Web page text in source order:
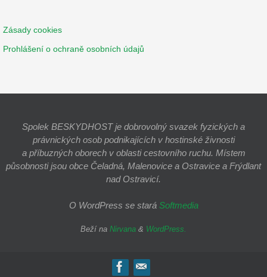
Zásady cookies
Prohlášení o ochraně osobních údajů
Spolek BESKYDHOST je dobrovolný svazek fyzických a
právnických osob podnikajících v hostinské živnosti
a příbuzných oborech v oblasti cestovního ruchu. Místem
působnosti jsou obce Čeladná, Malenovice a Ostravice a Frýdlant
nad Ostravicí.
O WordPress se stará Softmedia
Beží na Nirvana & WordPress.